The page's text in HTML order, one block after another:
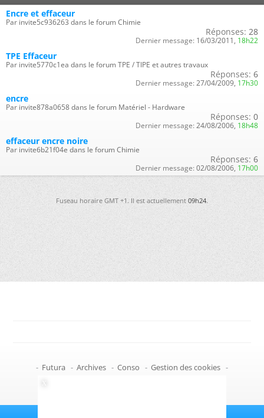
Encre et effaceur
Par invite5c936263 dans le forum Chimie
Réponses: 28
Dernier message: 16/03/2011, 18h22
TPE Effaceur
Par invite5770c1ea dans le forum TPE / TIPE et autres travaux
Réponses: 6
Dernier message: 27/04/2009, 17h30
encre
Par invite878a0658 dans le forum Matériel - Hardware
Réponses: 0
Dernier message: 24/08/2006, 18h48
effaceur encre noire
Par invite6b21f04e dans le forum Chimie
Réponses: 6
Dernier message: 02/08/2006, 17h00
Fuseau horaire GMT +1. Il est actuellement09h24.
- Futura - Archives - Conso - Gestion des cookies -